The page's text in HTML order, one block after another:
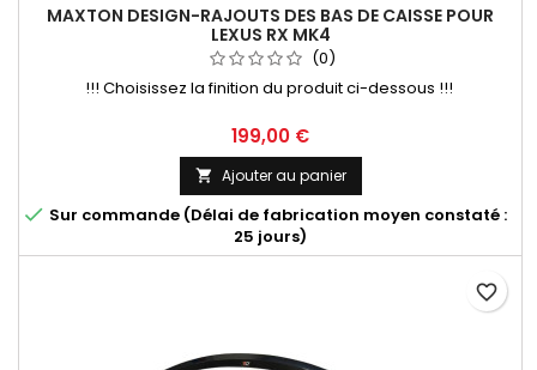
MAXTON DESIGN-RAJOUTS DES BAS DE CAISSE POUR
LEXUS RX MK4
(0)
!!! Choisissez la finition du produit ci-dessous !!!
Prix
199,00 €
 Ajouter au panier
 Sur commande (Délai de fabrication moyen constaté :
25 jours)
favorite_border